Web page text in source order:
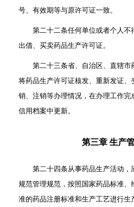
号、有效期等与原许可证一致。
第二十二条任何单位或者个人不
出借、买卖药品生产许可证。
第二十三条省、自治区、直辖市
将药品生产许可证核发、重新发证、
销、注销等办理情况，在办理工作完
信用档案中更新。
第三章 生产
第二十四条从事药品生产活动，
规范管理规范，按照国家药品标准、
准的药品注册标准和生产工艺进行生